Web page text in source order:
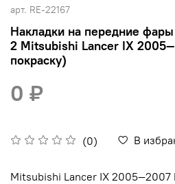
арт. RE-22167
Накладки на передние
2 Mitsubishi Lancer IX
покраску)
(0) В
0 ₽
Mitsubishi Lancer IX 2005—2007